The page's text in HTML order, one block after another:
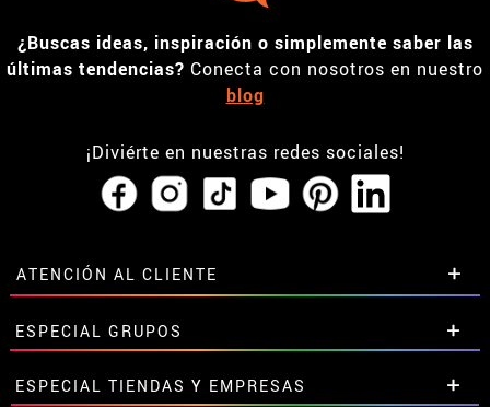
¿Buscas ideas, inspiración o simplemente saber las
últimas tendencias? Conecta con nosotros en nuestro
blog
¡Diviérte en nuestras redes sociales!
ATENCIÓN AL CLIENTE
• Horario tienda IBI
•Descuento estudiantes
• Sobre nosotros
ESPECIAL GRUPOS
Descuentos especiales para grupos.
ESPECIAL TIENDAS Y EMPRESAS